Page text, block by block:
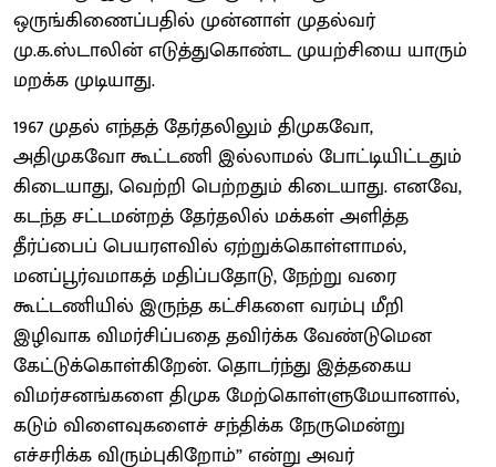
ஒருங்கிணைப்பதில் முன்னாள் முதல்வர்
மு.க.ஸ்டாலின் எடுத்துகொண்ட முயற்சியை யாரும்
மறக்க முடியாது.
1967 முதல் எந்தத் தேர்தலிலும் திமுகவோ,
அதிமுகவோ கூட்டணி இல்லாமல் போட்டியிட்டதும்
கிடையாது, வெற்றி பெற்றதும் கிடையாது. எனவே,
கடந்த சட்டமன்றத் தேர்தலில் மக்கள் அளித்த
தீர்ப்பைப் பெயரளவில் ஏற்றுக்கொள்ளாமல்,
மனப்பூர்வமாகத் மதிப்பதோடு, நேற்று வரை
கூட்டணியில் இருந்த கட்சிகளை வரம்பு மீறி
இழிவாக விமர்சிப்பதை தவிர்க்க வேண்டுமென
கேட்டுக்கொள்கிறேன். தொடர்ந்து இத்தகைய
விமர்சனங்களை திமுக மேற்கொள்ளுமேயானால்,
கடும் விளைவுகளைச் சந்திக்க நேருமென்று
எச்சரிக்க விரும்புகிறோம்” என்று அவர்